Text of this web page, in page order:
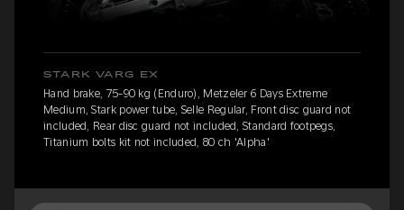
STARK VARG EX
Hand brake, 75-90 kg (Enduro), Metzeler 6 Days Extreme
Medium, Stark power tube, Selle Regular, Front disc guard not
included, Rear disc guard not included, Standard footpegs,
Titanium bolts kit not included, 80 ch 'Alpha'